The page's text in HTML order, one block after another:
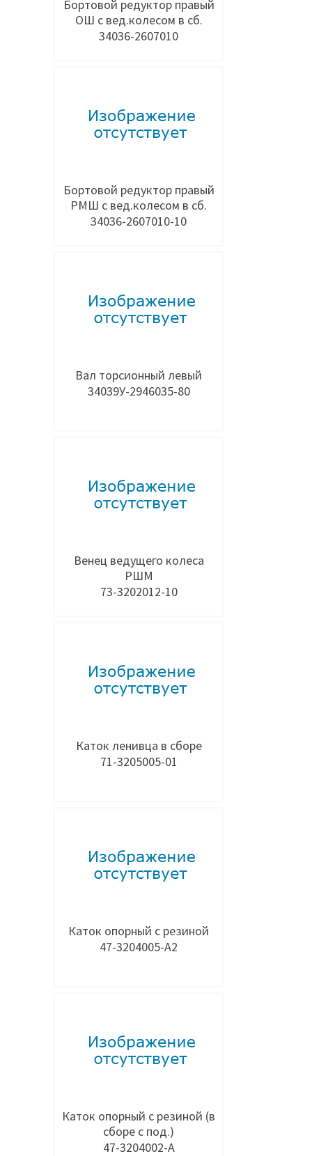
Бортовой редуктор правый
ОШ с вед.колесом в сб.
34036-2607010
Бортовой редуктор правый
РМШ с вед.колесом в сб.
34036-2607010-10
Вал торсионный левый
34039У-2946035-80
Венец ведущего колеса
РШМ
73-3202012-10
Каток ленивца в сборе
71-3205005-01
Каток опорный с резиной
47-3204005-А2
Каток опорный с резиной (в
сборе с под.)
47-3204002-А